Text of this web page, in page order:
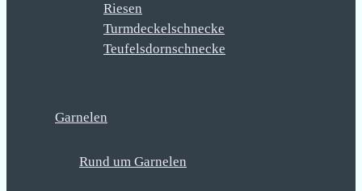
Riesen
Turmdeckelschnecke
Teufelsdornschnecke
Garnelen
Rund um Garnelen